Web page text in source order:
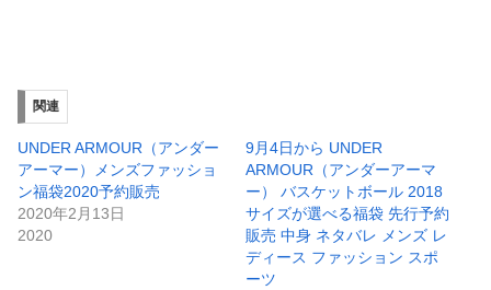
関連
UNDER ARMOUR（アンダー
アーマー）メンズファッショ
ン福袋2020予約販売
2020年2月13日
2020
9月4日から UNDER
ARMOUR（アンダーアーマ
ー） バスケットボール 2018
サイズが選べる福袋 先行予約
販売 中身 ネタバレ メンズ レ
ディース ファッション スポ
ーツ